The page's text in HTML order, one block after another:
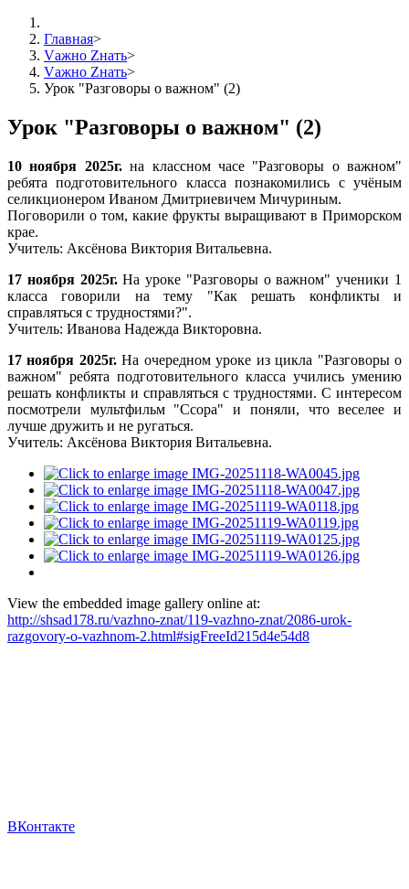
Главная>
Vажно Zнать>
Vажно Zнать>
Урок "Разговоры о важном" (2)
Урок "Разговоры о важном" (2)
10 ноября 2025г.на классном часе "Разговоры о важном"
ребята подготовительного класса познакомились с учёным
селикционером Иваном Дмитриевичем Мичуриным.
Поговорили о том, какие фрукты выращивают в Приморском
крае.
Учитель: Аксёнова Виктория Витальевна.
17 ноября 2025г.На уроке "Разговоры о важном" ученики 1
класса говорили на тему "Как решать конфликты и
справляться с трудностями?".
Учитель: Иванова Надежда Викторовна.
17 ноября 2025г.На очередном уроке из цикла "Разговоры о
важном" ребята подготовительного класса учились умению
решать конфликты и справляться с трудностями. С интересом
посмотрели мультфильм "Ссора" и поняли, что веселее и
лучше дружить и не ругаться.
Учитель: Аксёнова Виктория Витальевна.
View the embedded image gallery online at:
http://shsad178.ru/vazhno-znat/119-vazhno-znat/2086-urok-
razgovory-o-vazhnom-2.html#sigFreeId215d4e54d8
ВКонтакте